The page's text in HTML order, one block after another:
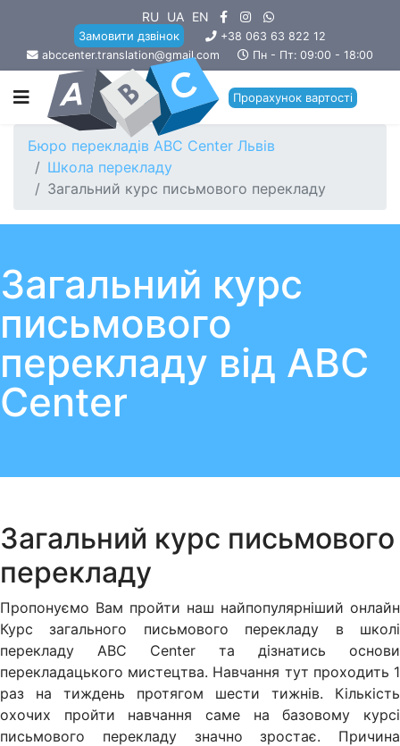
RU UA EN
Замовити дзвінок
+38 063 63 822 12
abccenter.translation@gmail.com
Пн - Пт: 09:00 - 18:00
Прорахунок вартості
Бюро перекладів ABC Center Львів
Школа перекладу
Загальний курс письмового перекладу
Загальний курс
письмового
перекладу від ABC
Center
Загальний курс письмового
перекладу
Пропонуємо Вам пройти наш найпопулярніший онлайн
Курс загального письмового перекладу в школі
перекладу ABC Center та дізнатись основи
перекладацького мистецтва. Навчання тут проходить 1
раз на тиждень протягом шести тижнів. Кількість
охочих пройти навчання саме на базовому курсі
письмового перекладу значно зростає. Причина